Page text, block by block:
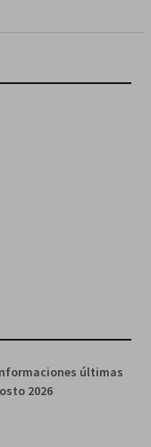
últimas
2026